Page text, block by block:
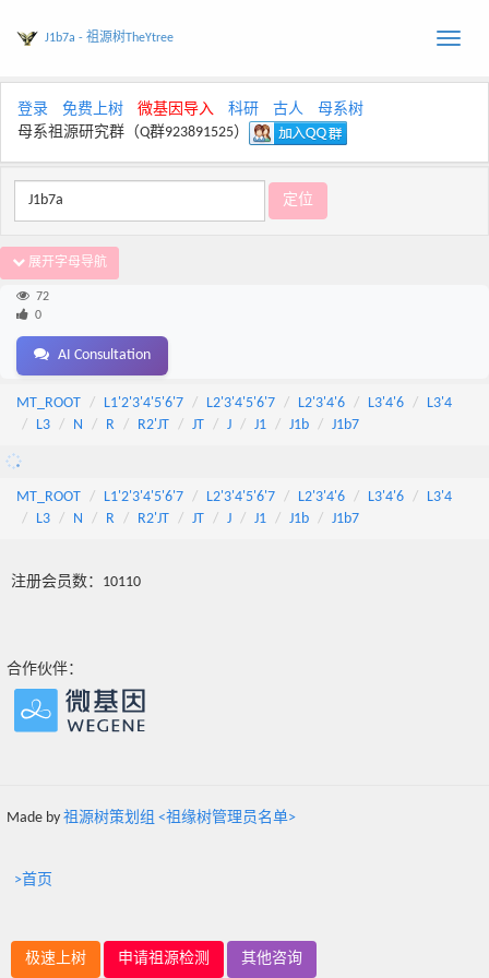
Toggle
J1b7a - 祖源树TheYtree
登录 免费上树 微基因导入 科研 古人
母系树
母系祖源研究群（Q群923891525）
展开字母导航
72
0
AI Consultation
MT_ROOT L1'2'3'4'5'6'7 L2'3'4'5'6'7 L2'3'4'6 L3'4'6
L3'4
L3
N R R2'JT JT J J1 J1b J1b7
MT_ROOT L1'2'3'4'5'6'7 L2'3'4'5'6'7 L2'3'4'6 L3'4'6
L3'4
L3
N R R2'JT JT J J1 J1b J1b7
注册会员数：10110
合作伙伴：
Made by 祖源树策划组 <祖缘树管理员名单>
>首页
极速上树 申请祖源检测 其他咨询